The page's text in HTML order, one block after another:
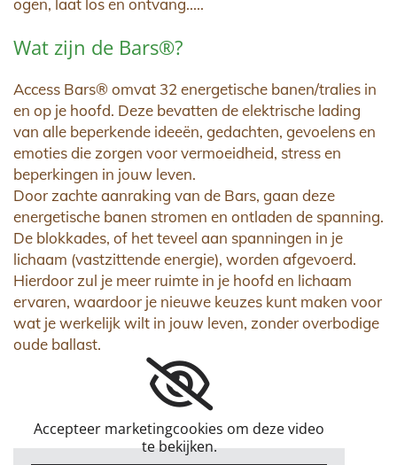
ogen, laat los en ontvang.....
Wat zijn de Bars®?
Access Bars® omvat 32 energetische banen/tralies in
en op je hoofd. Deze bevatten de elektrische lading
van alle beperkende ideeën, gedachten, gevoelens en
emoties die zorgen voor vermoeidheid, stress en
beperkingen in jouw leven.
Door zachte aanraking van de Bars, gaan deze
energetische banen stromen en ontladen de spanning.
De blokkades, of het teveel aan spanningen in je
lichaam (vastzittende energie), worden afgevoerd.
Hierdoor zul je meer ruimte in je hoofd en lichaam
ervaren, waardoor je nieuwe keuzes kunt maken voor
wat je werkelijk wilt in jouw leven, zonder overbodige
oude ballast.
Accepteer marketingcookies om deze video
te bekijken.